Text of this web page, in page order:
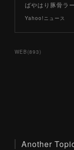
ばやはり豚骨ラ
Yahoo!ニュース
WEB (893)
Another